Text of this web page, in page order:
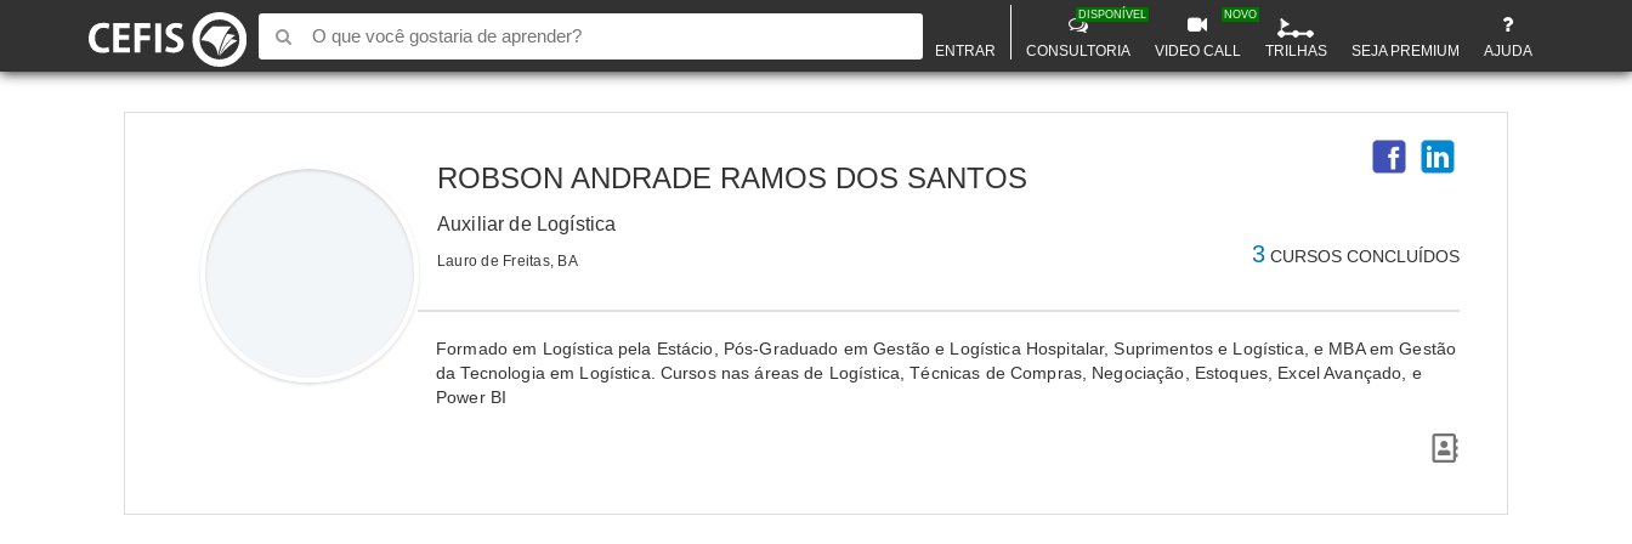
ENTRAR CONSULTORIA
DISPONÍVEL
VIDEO CALL
NOVO
TRILHAS SEJA PREMIUM AJUDA
ROBSON ANDRADE RAMOS DOS SANTOS
Auxiliar de Logística
Lauro de Freitas, BA 3 CURSOS CONCLUÍDOS
Formado em Logística pela Estácio, Pós-Graduado em Gestão e Logística Hospitalar, Suprimentos e Logística, e MBA em Gestão
da Tecnologia em Logística. Cursos nas áreas de Logística, Técnicas de Compras, Negociação, Estoques, Excel Avançado, e
Power BI